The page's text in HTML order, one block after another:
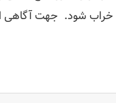
و خراب شود. جهت